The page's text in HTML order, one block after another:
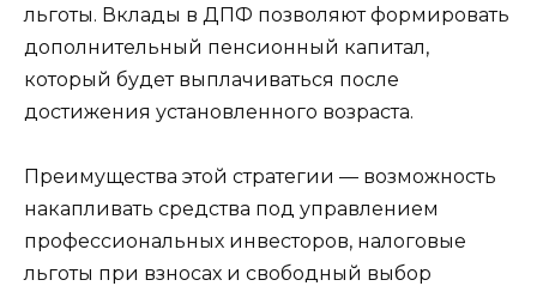
льготы. Вклады в ДПФ позволяют формировать
дополнительный пенсионный капитал,
который будет выплачиваться после
достижения установленного возраста.
Преимущества этой стратегии — возможность
накапливать средства под управлением
профессиональных инвесторов, налоговые
льготы при взносах и свободный выбор